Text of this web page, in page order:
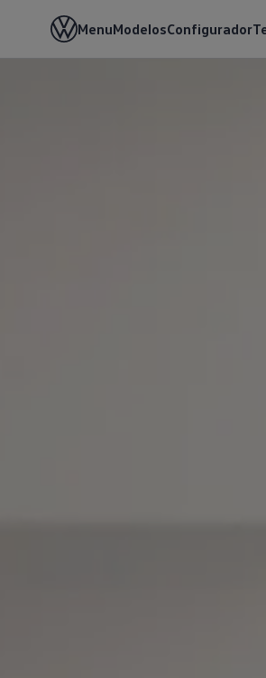
MenuModelosConfigurador